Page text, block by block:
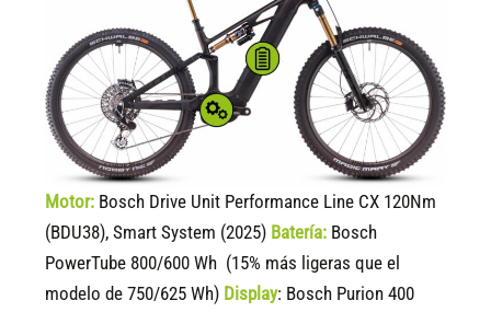
Motor: Bosch Drive Unit Performance Line CX 120Nm
(BDU38), Smart System (2025) Batería: Bosch
PowerTube 800/600 Wh (15% más ligeras que el
modelo de 750/625 Wh) Display: Bosch Purion 400